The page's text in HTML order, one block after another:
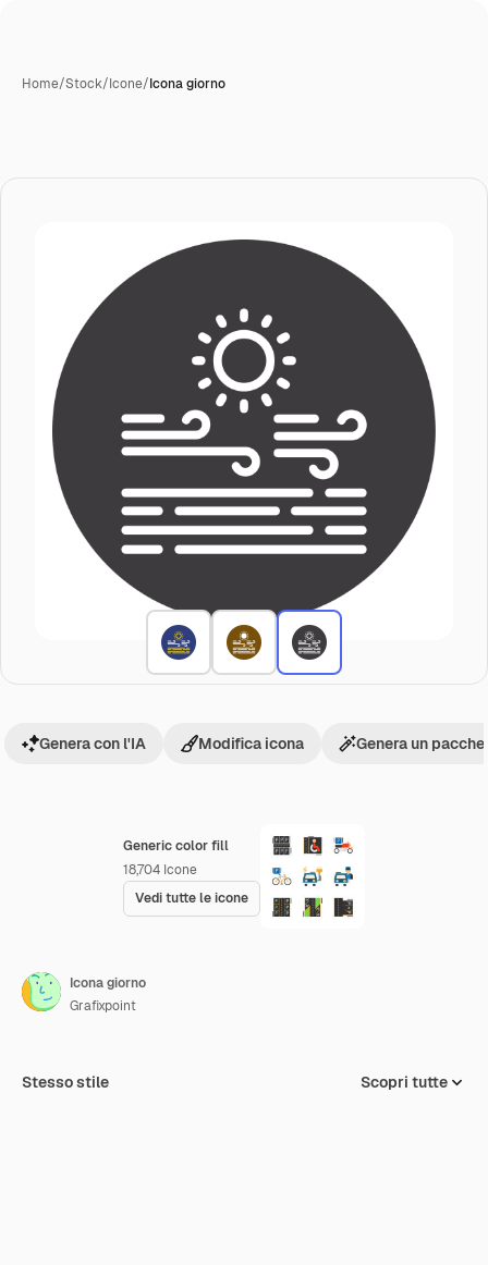
Home/Stock/Icone/Icona giorno
Generic color fill
18,704 Icone
Vedi tutte le icone
Genera con l'IA Modifica icona Genera un
Icona giorno
Grafixpoint
Stesso stile Scopri tutte